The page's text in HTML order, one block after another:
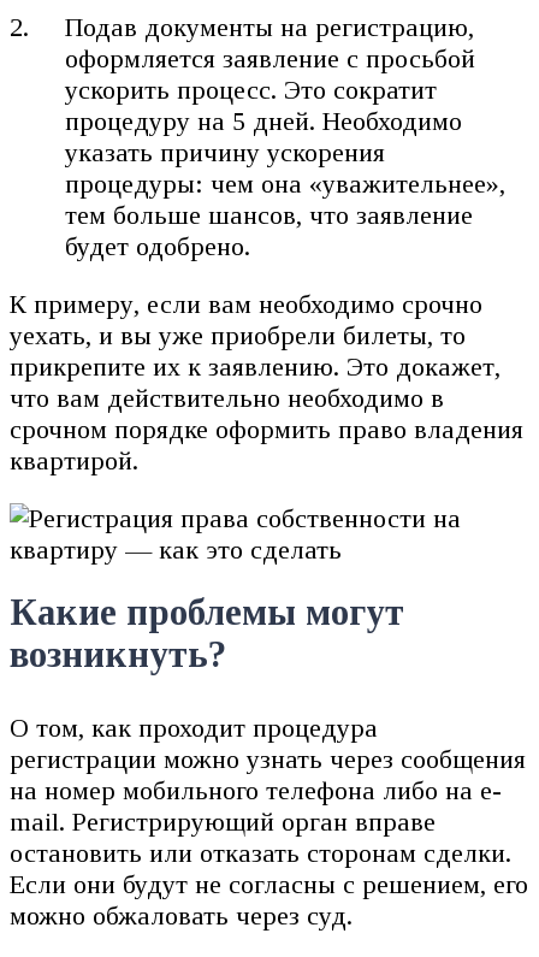
Подав документы на регистрацию,
оформляется заявление с просьбой
ускорить процесс. Это сократит
процедуру на 5 дней. Необходимо
указать причину ускорения
процедуры: чем она «уважительнее»,
тем больше шансов, что заявление
будет одобрено.
К примеру, если вам необходимо срочно
уехать, и вы уже приобрели билеты, то
прикрепите их к заявлению. Это докажет,
что вам действительно необходимо в
срочном порядке оформить право владения
квартирой.
Какие проблемы могут
возникнуть?
О том, как проходит процедура
регистрации можно узнать через сообщения
на номер мобильного телефона либо на e-
mail. Регистрирующий орган вправе
остановить или отказать сторонам сделки.
Если они будут не согласны с решением, его
можно обжаловать через суд.